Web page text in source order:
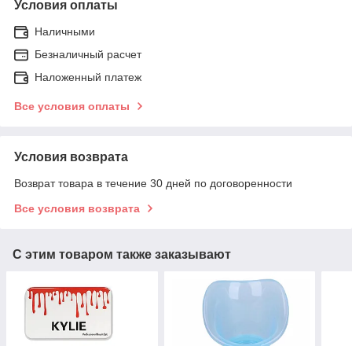
Условия оплаты
Наличными
Безналичный расчет
Наложенный платеж
Все условия оплаты
Условия возврата
Возврат товара в течение 30 дней по договоренности
Все условия возврата
С этим товаром также заказывают